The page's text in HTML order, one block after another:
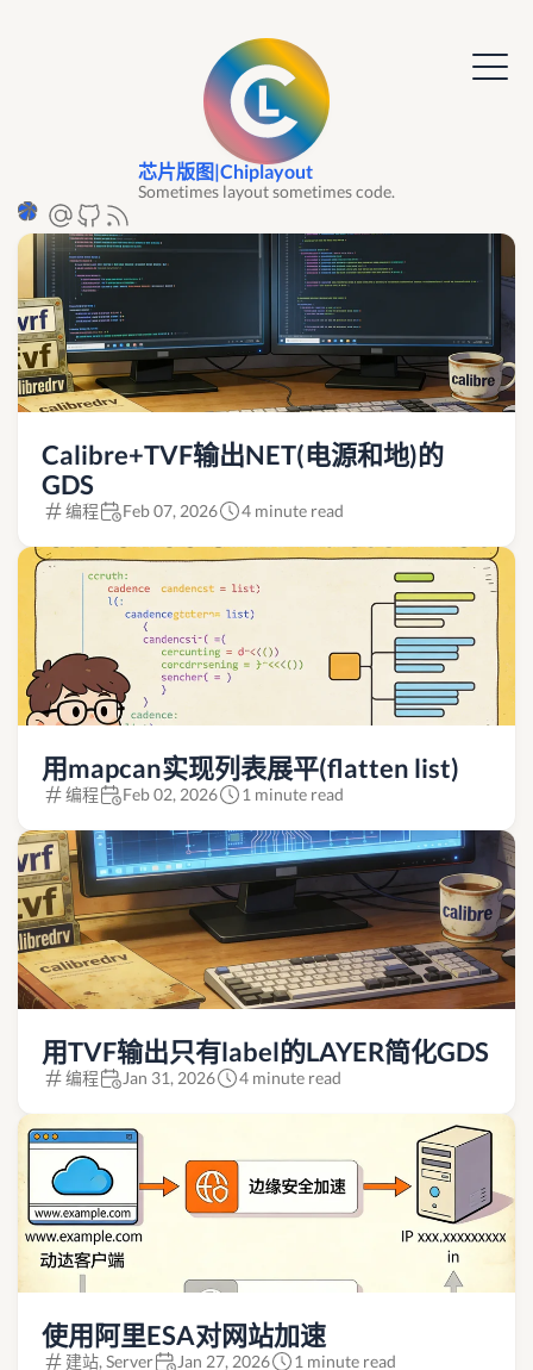
芯片版图|Chiplayout
Sometimes layout sometimes code.
Calibre+TVF输出NET(电源和地)的
GDS
编程 Feb 07, 2026 4 minute read
用mapcan实现列表展平(flatten list)
编程 Feb 02, 2026 1 minute read
用TVF输出只有label的LAYER简化GDS
编程 Jan 31, 2026 4 minute read
使用阿里ESA对网站加速
建站, Server Jan 27, 2026 1 minute read